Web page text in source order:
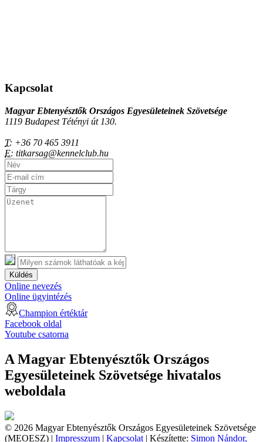
Kapcsolat
Magyar Ebtenyésztők Országos Egyesületeinek Szövetsége
1119 Budapest Tétényi út 130.
T: +36 70 465 3911
E: titkarsag@kennelclub.hu
Küldés
Online nevezés
Online ügyintézés
Champion értéktár
Facebook oldal
Youtube csatorna
A Magyar Ebtenyésztők Országos
Egyesületeinek Szövetsége hivatalos
weboldala
© 2026 Magyar Ebtenyésztők Országos Egyesületeinek Szövetsége
(MEOESZ) | Impresszum | Kapcsolat | Készítette: Simon Nándor,